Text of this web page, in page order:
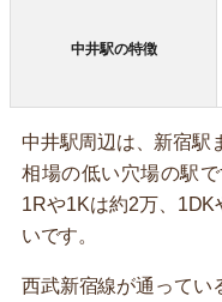
中井駅の特徴
中井駅周辺は、新宿駅
相場の低い穴場の駅
1Rや1Kは約2万、
いです。
西武新宿線が通ってい